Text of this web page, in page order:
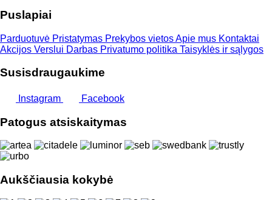
Puslapiai
Parduotuvė Pristatymas Prekybos vietosApie mus Kontaktai
Akcijos Verslui Darbas Privatumo politika Taisyklės ir sąlygos
Susisdraugaukime
Instagram Facebook
Patogus atsiskaitymas
Aukščiausia kokybė